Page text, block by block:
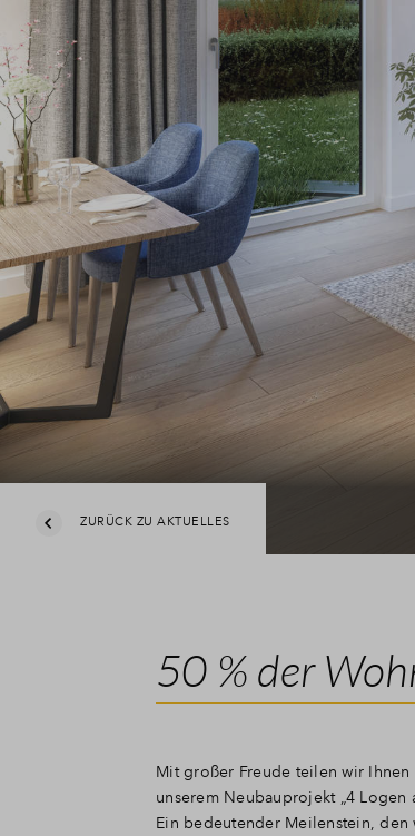
ZURÜCK ZU AKTUELLES
50 % der
Mit großer Freude teilen wir
unserem Neubauprojekt „4 Logen
Ein bedeutender Meilenstein, den